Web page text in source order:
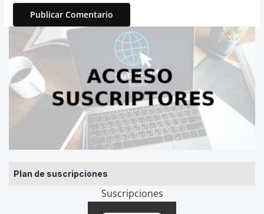
Plan de suscripciones
Suscripciones